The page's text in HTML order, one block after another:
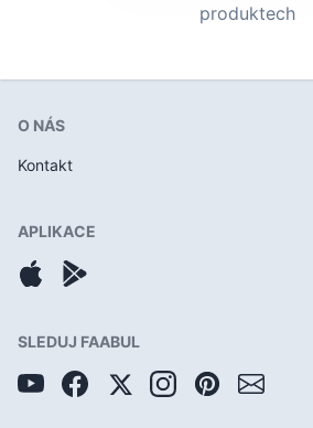
produktech
O NÁS
Kontakt
APLIKACE
SLEDUJ FAABUL